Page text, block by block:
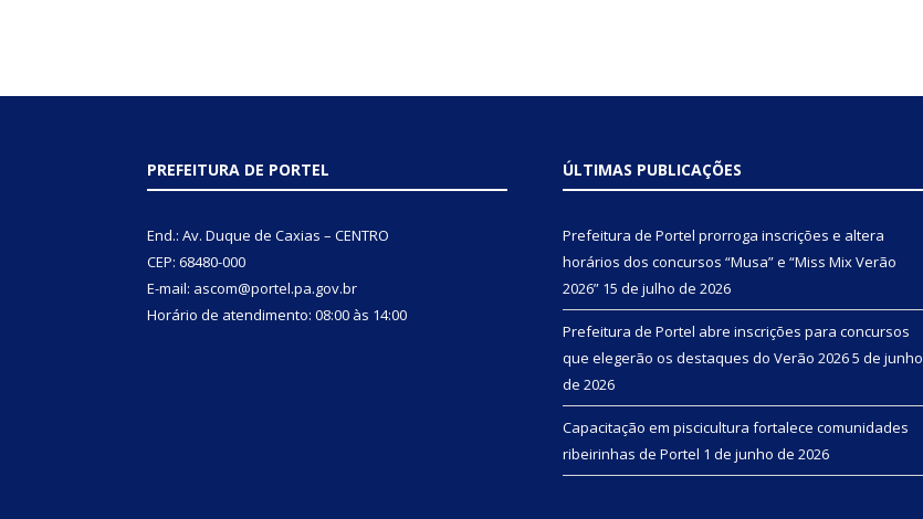
PREFEITURA DE PORTEL
End.: Av. Duque de Caxias – CENTRO
CEP: 68480-000
E-mail: ascom@portel.pa.gov.br
Horário de atendimento: 08:00 às 14:00
ÚLTIMAS PUBLICAÇÕES
Prefeitura de Portel prorroga inscrições e altera
horários dos concursos “Musa” e “Miss Mix Verão
2026” 15 de julho de 2026
Prefeitura de Portel abre inscrições para concursos
que elegerão os destaques do Verão 20265 de junho
de 2026
Capacitação em piscicultura fortalece comunidades
ribeirinhas de Portel 1 de junho de 2026